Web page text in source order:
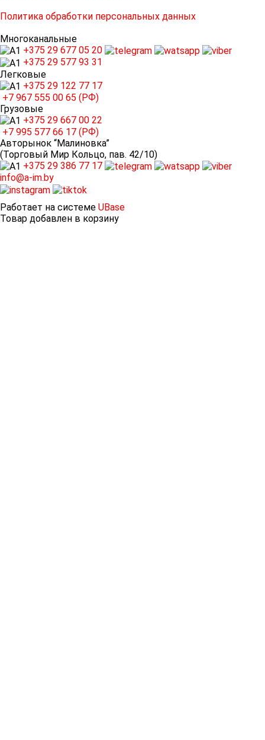
Политика обработки персональных данных
Многоканальные
+375 29 677 05 20
+375 29 577 93 31
Легковые
+375 29 122 77 17
+7 967 555 00 65 (РФ)
Грузовые
+375 29 667 00 22
+7 995 577 66 17 (РФ)
Авторынок “Малиновка”
(Торговый Мир Кольцо, пав. 42/10)
+375 29 386 77 17
info@a-im.by
Работает на системе UBase
Товар добавлен в корзину